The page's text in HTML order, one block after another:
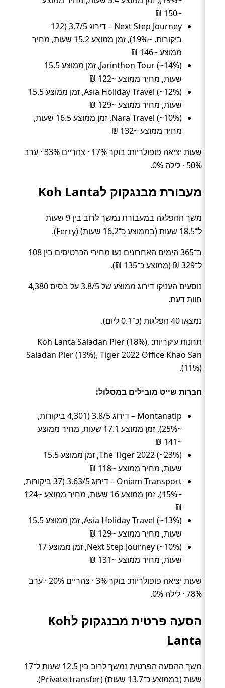
~150 ₪
Next Step Journey – דירוג 3.7/5 (122
ביקורות, ~19%), זמן ממוצע 15.2 שעות, מחיר
ממוצע ~146 ₪
Jarinthon Tour (~14%), זמן ממוצע 15.5
שעות, מחיר ממוצע ~122 ₪
Asia Holiday Travel (~12%), זמן ממוצע 15.5
שעות, מחיר ממוצע ~129 ₪
Nara Travel (~10%), זמן ממוצע 16.5 שעות,
מחיר ממוצע ~132 ₪
שעות יציאה פופולריות: בוקר 17% · צהריים 33% · ערב
50% · לילה 0%.
מעבורת מבנגקוק לKoh Lanta
משך ההפלגה במעבורת נמשך לרוב בין 9 שעות
ל־18.5 שעות (בממוצע כ־16.2 שעות) (Ferry).
ב־365 הימים האחרונים נעו מחירי הכרטיסים בין 108
ל־329 ₪ (ממוצע כ־135 ₪).
נוסעים העניקו דירוג ממוצע של 3.8/5 על בסיס 4,380
חוות דעת.
נמצאו 40 הפלגות (כ־0.1 ליום).
תחנות עיקריות: Koh Lanta Saladan Pier (18%),
Saladan Pier (13%), Tiger 2022 Office Khao San
(11%).
חברות שייט מובילים במסלול:
Montanatip – דירוג 3.8/5 (4,301 ביקורות,
~25%), זמן ממוצע 17.1 שעות, מחיר ממוצע
~141 ₪
The Tiger 2022 (~23%), זמן ממוצע 15.5
שעות, מחיר ממוצע ~118 ₪
Oniam Transport – דירוג 3.63/5 (37 ביקורות,
~15%), זמן ממוצע 16 שעות, מחיר ממוצע ~124
₪
Asia Holiday Travel (~13%), זמן ממוצע 15.5
שעות, מחיר ממוצע ~129 ₪
Next Step Journey (~10%), זמן ממוצע 17
שעות, מחיר ממוצע ~131 ₪
שעות יציאה פופולריות: בוקר 3% · צהריים 20% · ערב
78% · לילה 0%.
הסעה פרטית מבנגקוק לKoh
Lanta
משך ההסעה הפרטית נמשך לרוב בין 12.5 שעות ל־17
שעות (בממוצע כ־13.7 שעות) (Private transfer).